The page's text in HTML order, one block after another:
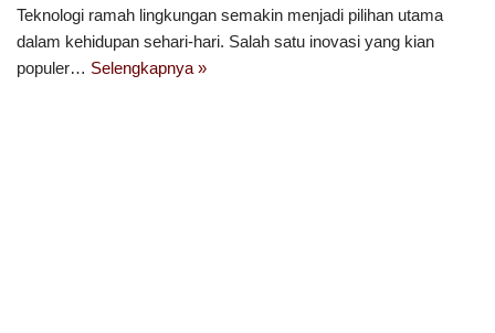
Teknologi ramah lingkungan semakin menjadi pilihan utama
dalam kehidupan sehari-hari. Salah satu inovasi yang kian
populer… Selengkapnya »